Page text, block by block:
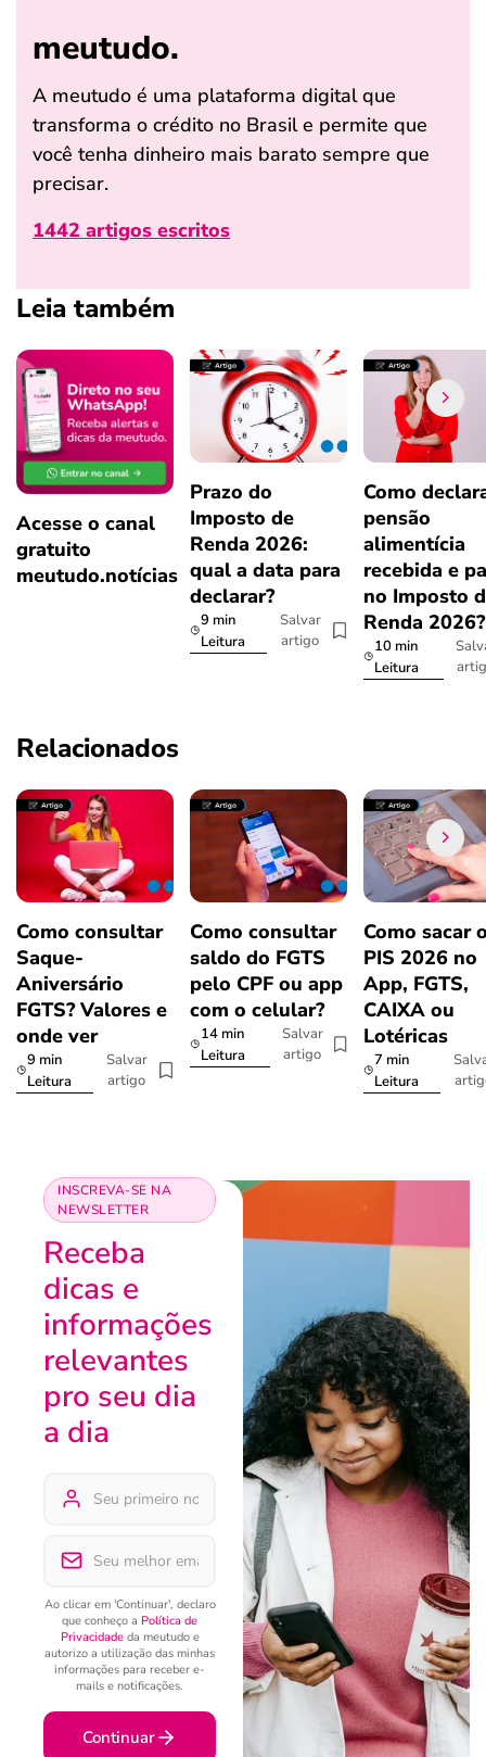
meutudo.
A meutudo é uma plataforma digital que
transforma o crédito no Brasil e permite que
você tenha dinheiro mais barato sempre que
precisar.
1442 artigos escritos
Leia também
Acesse o canal
gratuito
meutudo.notícias
Prazo do
Imposto de
Renda 2026:
qual a data para
declarar?
9 min
Leitura
Salvar
artigo
Como
pensão
alimentícia
recebida e
no Imposto
Renda
10 min
Leitura
Relacionados
Como consultar
Saque-
Aniversário
FGTS? Valores e
onde ver
9 min
Leitura
Salvar
artigo
Como consultar
saldo do FGTS
pelo CPF ou app
com o celular?
14 min
Leitura
Salvar
artigo
Como sacar
PIS 2026 no
App, FGTS,
CAIXA ou
Lotéricas
7 min
Leitura
INSCREVA-SE NA
NEWSLETTER
Receba
dicas e
informações
relevantes
pro seu dia
a dia
Ao clicar em 'Continuar', declaro
que conheço a Política de
Privacidadeda meutudo e
autorizo a utilização das minhas
informações para receber e-
mails e notificações.
Continuar